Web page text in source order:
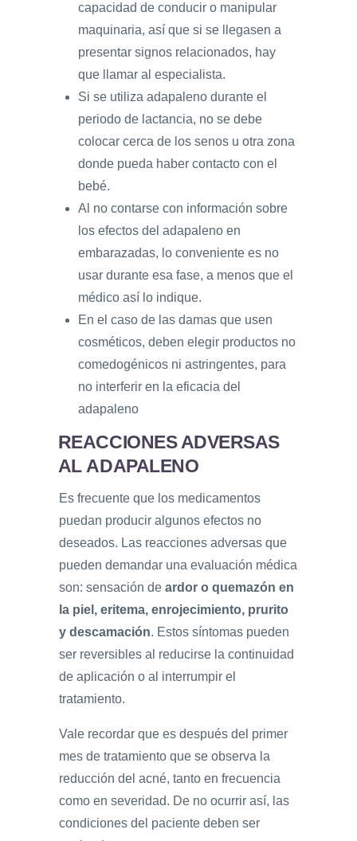
capacidad de conducir o manipular
maquinaria, así que si se llegasen a
presentar signos relacionados, hay
que llamar al especialista.
Si se utiliza adapaleno durante el
periodo de lactancia, no se debe
colocar cerca de los senos u otra zona
donde pueda haber contacto con el
bebé.
Al no contarse con información sobre
los efectos del adapaleno en
embarazadas, lo conveniente es no
usar durante esa fase, a menos que el
médico así lo indique.
En el caso de las damas que usen
cosméticos, deben elegir productos no
comedogénicos ni astringentes, para
no interferir en la eficacia del
adapaleno
REACCIONES ADVERSAS
AL ADAPALENO
Es frecuente que los medicamentos
puedan producir algunos efectos no
deseados. Las reacciones adversas que
pueden demandar una evaluación médica
son: sensación de ardor o quemazón en
la piel, eritema, enrojecimiento, prurito
y descamación. Estos síntomas pueden
ser reversibles al reducirse la continuidad
de aplicación o al interrumpir el
tratamiento.
Vale recordar que es después del primer
mes de tratamiento que se observa la
reducción del acné, tanto en frecuencia
como en severidad. De no ocurrir así, las
condiciones del paciente deben ser